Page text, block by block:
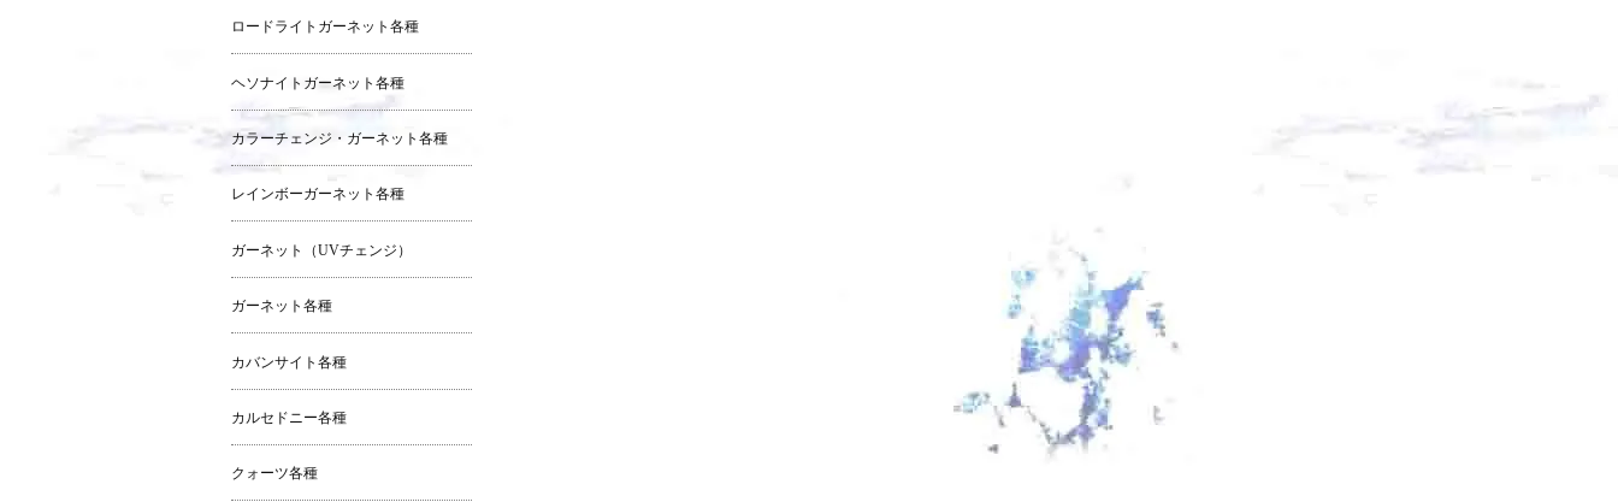
ロードライトガーネット各種
ヘソナイトガーネット各種
カラーチェンジ・ガーネット各種
レインボーガーネット各種
ガーネット（UVチェンジ）
ガーネット各種
カバンサイト各種
カルセドニー各種
クォーツ各種